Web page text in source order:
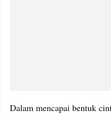
Dalam mencapai bentuk